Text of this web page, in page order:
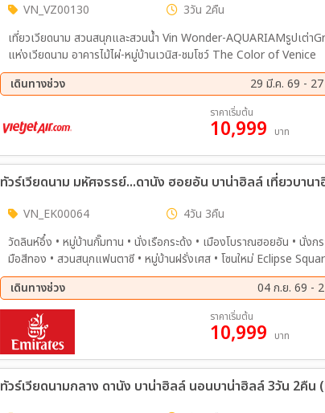
VN_VZ00130 3วัน 2คืน
เที่ยวเวียดนาม สวนสนุกและสวนน้ำ Vin Wonder-AQUARIAMรูปเต่า
แห่งเวียดนาม อาคารไม้ไผ่-หมู่บ้านเวนิส-ชมโชว์ The Color of Venice
เดินทางช่วง
29 มี.ค. 69 -
21 ส.ค. 69 - 23 ส.ค. 69
12 ก.ย. 69 - 14 ก.ย. 69
20 ก.ย. 69 - 22 ก.ย. 69
21 ต.ค. 69 - 23 ต.ค. 69
23 ต.ค. 69 - 25 ต.ค. 69
ราคาเริ่มต้น
10,999 บาท
VN_EK00064 4วัน 3คืน
วัดลินห์อึ๋ง • หมู่บ้านกั๊มทาน • นั่งเรือกระด้ง • เมืองโบราณฮอยอัน • นั่งกระเช้าไฟฟ้าขึ้นสู่บาน่าฮิลล์ • สะพาน
มือสีทอง • สวนสนุกแฟนตาซี • หมู่บ้านฝรั่งเศส • โซนใหม่ Eclipse
ตลาดฮาน • Charming Show Danang
เดินทางช่วง
04 ก.ย. 69 -
04 ก.ย. 69 - 07 ก.ย. 69
18 ก.ย. 69 - 21 ก.ย. 69
ราคาเริ่มต้น
10,999 บาท
ทัวร์เวียดนามกลาง ดานัง บาน่าฮิลล์ นอนบาน่าฮิลล์ 3วัน 2คืน